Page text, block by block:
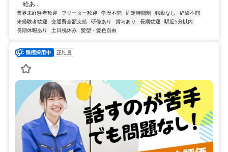
給あ...
業界未経験者歓迎 フリーター歓迎 学歴不問 固定時間制 転勤なし
経験不問
未経験者歓迎
交通費全額支給 研修あり 賞与あり 長期歓迎
駅近5分以内
長期休暇あり
土日祝休み 髪型・髪色自由
正社員